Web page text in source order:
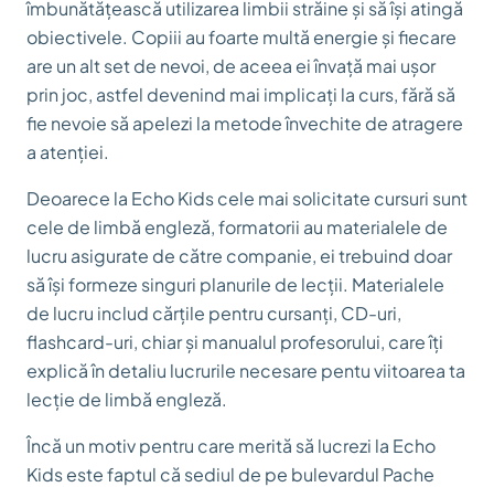
îmbunătățească utilizarea limbii străine și să își atingă
obiectivele. Copiii au foarte multă energie și fiecare
are un alt set de nevoi, de aceea ei învață mai ușor
prin joc, astfel devenind mai implicați la curs, fără să
fie nevoie să apelezi la metode învechite de atragere
a atenției.
Deoarece la Echo Kids cele mai solicitate cursuri sunt
cele de limbă engleză, formatorii au materialele de
lucru asigurate de către companie, ei trebuind doar
să își formeze singuri planurile de lecții. Materialele
de lucru includ cărțile pentru cursanți, CD-uri,
flashcard-uri, chiar și manualul profesorului, care îți
explică în detaliu lucrurile necesare pentu viitoarea ta
lecție de limbă engleză.
Încă un motiv pentru care merită să lucrezi la Echo
Kids este faptul că sediul de pe bulevardul Pache